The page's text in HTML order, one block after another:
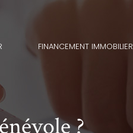
FINANCEMENT IMMOBILIER
?